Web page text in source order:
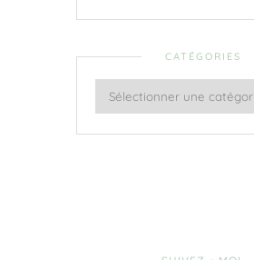
CATÉGORIES